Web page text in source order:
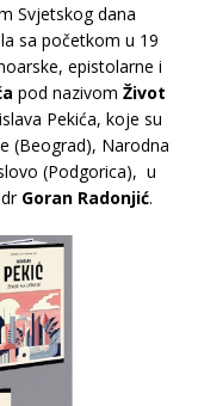
Svjetskog dana
sa početkom u 19
epistolarne i
pod nazivom Život
Pekića, koje su
(Beograd), Narodna
(Podgorica), u
Goran Radonjić.